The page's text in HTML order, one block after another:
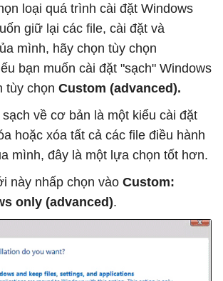
loại quá trình cài đặt Windows
giữ lại các file, cài đặt và
mình, hãy chọn tùy chọn
bạn muốn cài đặt "sạch" Windows
tùy chọn Custom (advanced).
sạch về cơ bản là một kiểu cài đặt
hoặc xóa tất cả các file điều hành
mình, đây là một lựa chọn tốt hơn.
này nhấp chọn vào Custom:
only (advanced).